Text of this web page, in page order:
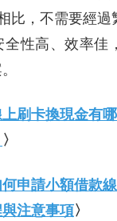
比，不需要經
性高、效率佳
刷卡換現金有
〉
申請小額借款
注意事項〉